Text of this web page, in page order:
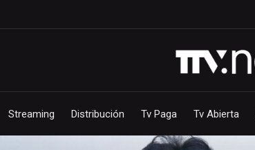
Streaming Distribución Tv Paga Tv Abierta